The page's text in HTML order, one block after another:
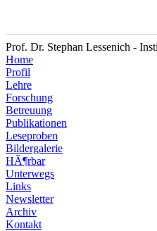
Prof. Dr. Stephan Lessenich -
Home
Profil
Lehre
Forschung
Betreuung
Publikationen
Leseproben
Bildergalerie
HÃ¶rbar
Unterwegs
Links
Newsletter
Archiv
Kontakt